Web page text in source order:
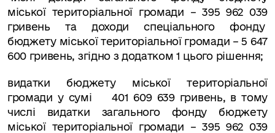
міської територіальної громади – 395 962 039
гривень та доходи спеціального фонду
бюджету міської територіальної громади – 5 647
600 гривень, згідно з додатком 1 цього рішення;
видатки бюджету міської територіальної
громади у сумі
401 609 639 гривень, в тому
числі видатки загального фонду бюджету
міської територіальної громади – 395 962 039